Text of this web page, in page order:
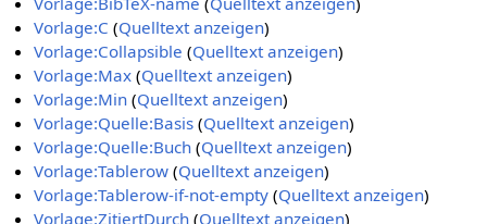
Vorlage:C (Quelltext anzeigen)
Vorlage:Collapsible (Quelltext anzeigen)
Vorlage:Max (Quelltext anzeigen)
Vorlage:Min (Quelltext anzeigen)
Vorlage:Quelle:Basis (Quelltext anzeigen)
Vorlage:Quelle:Buch (Quelltext anzeigen)
Vorlage:Tablerow (Quelltext anzeigen)
Vorlage:Tablerow-if-not-empty (Quelltext anzeigen)
Vorlage:ZitiertDurch (Quelltext anzeigen)